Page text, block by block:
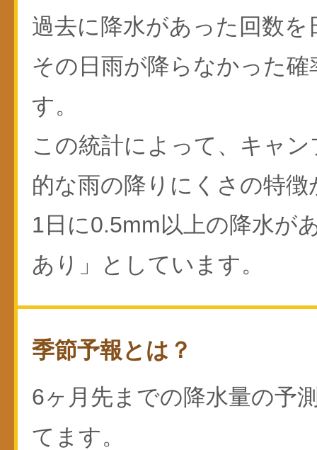
過去に降水があった回数
その日雨が降らなかった
す。
この統計によって、キャ
的な雨の降りにくさの特
1日に0.5mm以上の降水が
あり」としています。
季節予報とは？
6ヶ月先までの降水量の予
てます。